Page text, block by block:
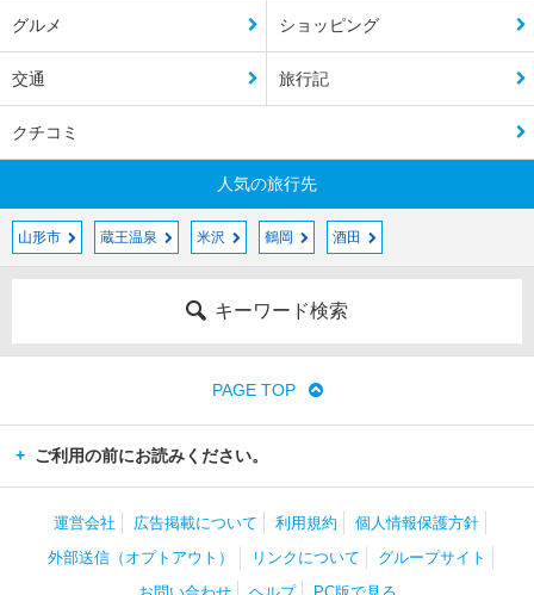
グルメ ショッピング
交通 旅行記
クチコミ
人気の旅行先
山形市 蔵王温泉 米沢 鶴岡 酒田
キーワード検索
PAGE TOP
ご利用の前にお読みください。
運営会社 広告掲載について 利用規約
個人情報保護方針
外部送信（オプトアウト）
リンクについて
グループサイト